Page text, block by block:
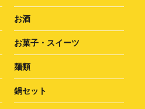
お酒
お菓子・スイーツ
麺類
鍋セット